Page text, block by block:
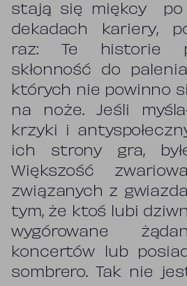
stają się miękcy po
dekadach kariery,
raz: Te historie
skłonność do
których nie powinno
na noże. Jeśli
krzyki i
ich strony gra,
Większość
związanych z
tym, że ktoś lubi
wygórowane
koncertów lub
sombrero. Tak nie